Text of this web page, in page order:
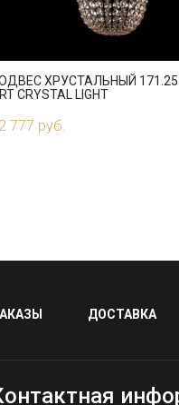
ХРУСТАЛЬНЫЙ
CRYSTAL LIGHT
777 руб.
ДОСТАВКА